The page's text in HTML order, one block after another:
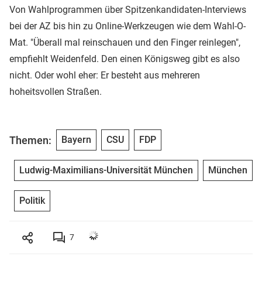
Von Wahlprogrammen über Spitzenkandidaten-Interviews
bei der AZ bis hin zu Online-Werkzeugen wie dem Wahl-O-
Mat. "Überall mal reinschauen und den Finger reinlegen",
empfiehlt Weidenfeld. Den einen Königsweg gibt es also
nicht. Oder wohl eher: Er besteht aus mehreren
hoheitsvollen Straßen.
Themen: Bayern CSU FDP
Ludwig-Maximilians-Universität München München
Politik
7